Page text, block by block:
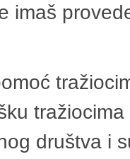
imaš
društva i